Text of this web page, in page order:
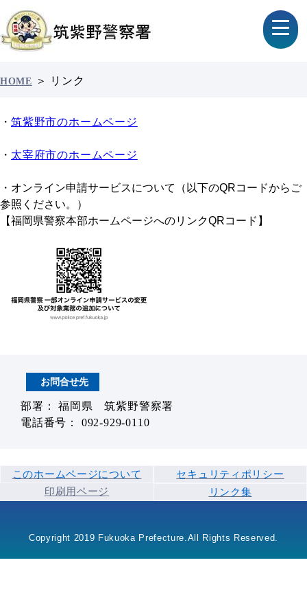
HOME ＞ リンク
・ 筑紫野市のホームページ
・ 太宰府市のホームページ
・オンライン申請サービスについて（以下のQRコードからご
参照ください。）
【福岡県警察本部ホームページへのリンクQRコード】
お問合せ先
部署： 福岡県 筑紫野警察署
電話番号： 092-929-0110
このホームページについて
セキュリティポリシー
印刷用ページ
リンク集
Copyright 2019 Fukuoka Prefecture.All Rights Reserved.